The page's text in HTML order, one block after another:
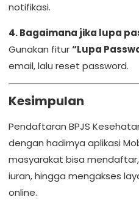
notifikasi.
4. Bagaimana jika lupa
Gunakan fitur“Lupa
email, lalu reset password.
Kesimpulan
Pendaftaran BPJS
dengan hadirnya aplikasi
masyarakat bisa
iuran, hingga mengakses
online.